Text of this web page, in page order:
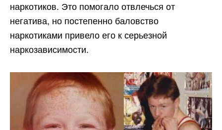
наркотиков. Это помогало отвлечься от
негатива, но постепенно баловство
наркотиками привело его к серьезной
наркозависимости.